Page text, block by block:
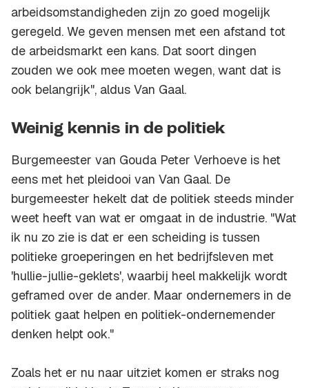
arbeidsomstandigheden zijn zo goed mogelijk
geregeld. We geven mensen met een afstand tot
de arbeidsmarkt een kans. Dat soort dingen
zouden we ook mee moeten wegen, want dat is
ook belangrijk", aldus Van Gaal.
Weinig kennis in de politiek
Burgemeester van Gouda Peter Verhoeve is het
eens met het pleidooi van Van Gaal. De
burgemeester hekelt dat de politiek steeds minder
weet heeft van wat er omgaat in de industrie. "Wat
ik nu zo zie is dat er een scheiding is tussen
politieke groeperingen en het bedrijfsleven met
'hullie-jullie-geklets', waarbij heel makkelijk wordt
geframed over de ander. Maar ondernemers in de
politiek gaat helpen en politiek-ondernemender
denken helpt ook."
Zoals het er nu naar uitziet komen er straks nog